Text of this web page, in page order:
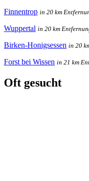
Finnentrop in 20 km
Wuppertal in 20 km
Birken-Honigsessen in 20
Forst bei Wissen in 21 km
Oft gesucht